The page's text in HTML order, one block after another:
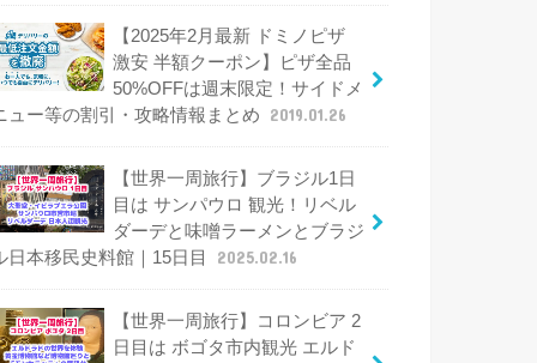
【2025年2月最新 ドミノピザ
激安 半額クーポン】ピザ全品
50%OFFは週末限定！サイドメ
ュー等の割引・攻略情報まとめ
2019.01.26
【世界一周旅行】ブラジル1日
目は サンパウロ 観光！リベル
ダーデと味噌ラーメンとブラジ
日本移民史料館｜15日目
2025.02.16
【世界一周旅行】コロンビア 2
日目は ボゴタ市内観光 エルド